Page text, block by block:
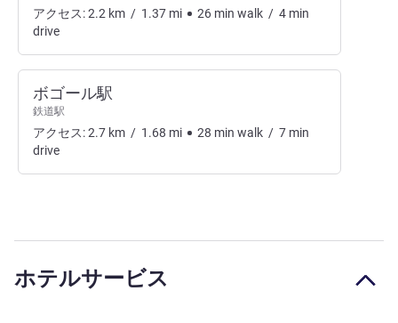
アクセス:2.2 km / 1.37 mi 26 min walk / 4 min
drive
ボゴール駅
鉄道駅
アクセス:2.7 km / 1.68 mi 28 min walk / 7 min
drive
ホテルサービス